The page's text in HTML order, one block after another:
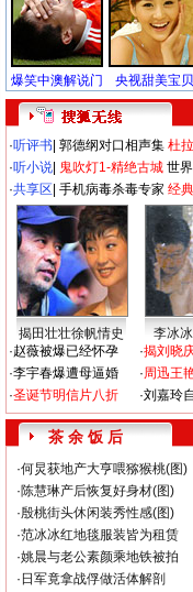
·听评书 郭德纲对口相声集 杜
·听小说 鬼吹灯1-精绝古城 世
·共享区 手机病毒杀毒专家 经
揭田壮壮徐帆情史 李冰
·赵薇被爆已经怀孕
·李宇春爆遭母逼婚
·圣诞节明信片八折
·揭刘晓
·周迅王
·刘嘉玲
茶 余 饭 后
·何炅获地产大亨喂猕猴桃(图)
·陈慧琳产后恢复好身材(图)
·殷桃街头休闲装秀性感(图)
·范冰冰红地毯服装皆为租赁
·姚晨与老公素颜乘地铁被拍
· 日军竟拿战俘做活体解剖